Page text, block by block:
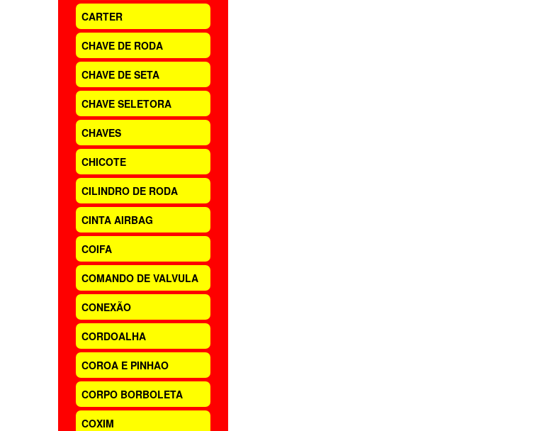
CARTER
CHAVE DE RODA
CHAVE DE SETA
CHAVE SELETORA
CHAVES
CHICOTE
CILINDRO DE RODA
CINTA AIRBAG
COIFA
COMANDO DE VALVULA
CONEXÃO
CORDOALHA
COROA E PINHAO
CORPO BORBOLETA
COXIM